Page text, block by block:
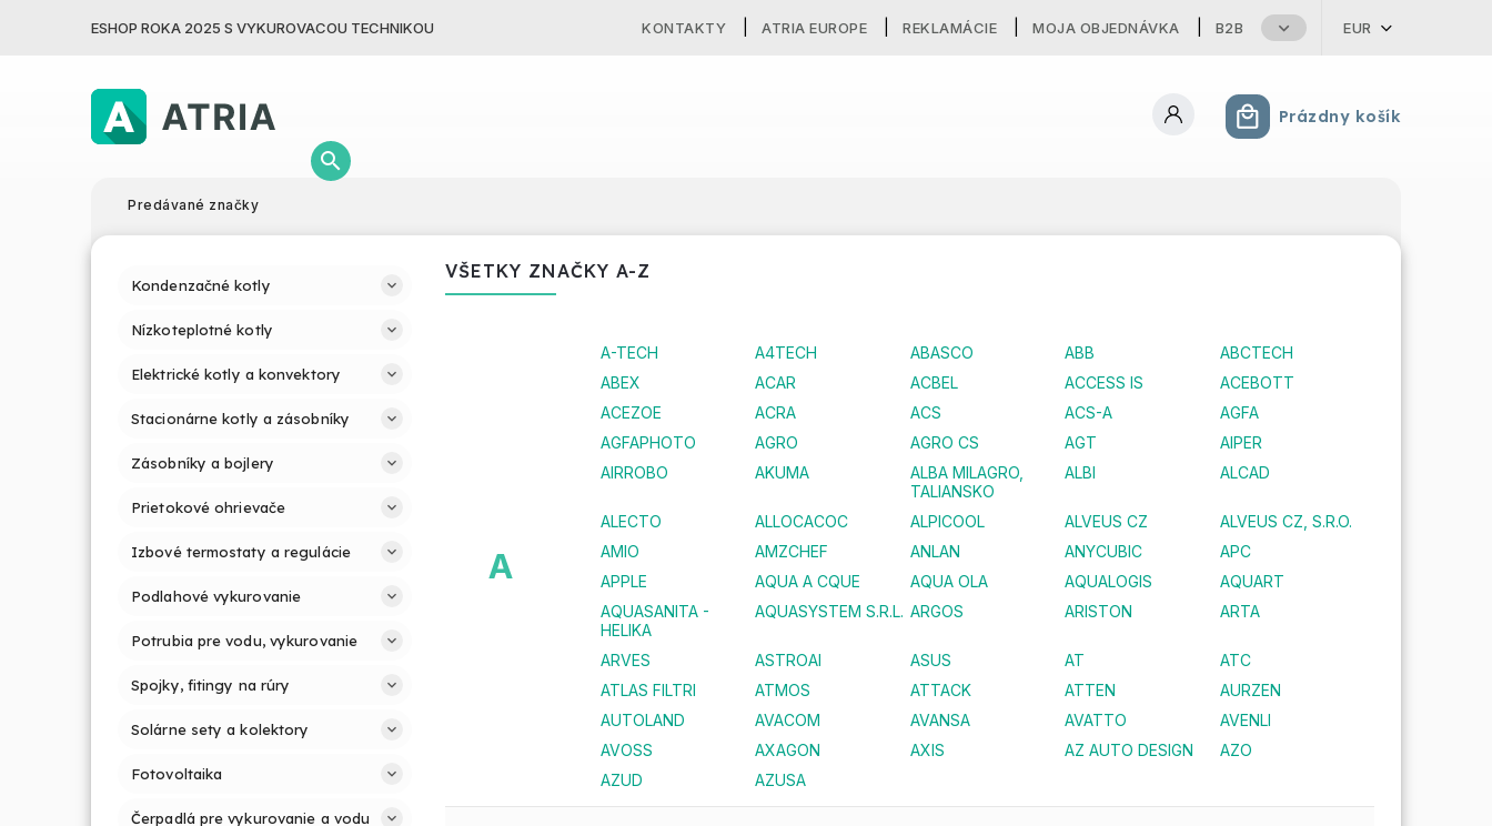
ESHOP ROKA 2025 S VYKUROVACOU TECHNIKOU KONTAKTY ATRIA EUROPE REKLAMÁCIE MOJA OBJEDNÁVKA B2B EUR
Nákupný košík
Prázdny košík
Predávané značky
Kondenzačné kotly
Nízkoteplotné kotly
Elektrické kotly a konvektory
Stacionárne kotly a zásobníky
Zásobníky a bojlery
Prietokové ohrievače
Izbové termostaty a regulácie
Podlahové vykurovanie
Potrubia pre vodu, vykurovanie
Spojky, fitingy na rúry
Solárne sety a kolektory
Fotovoltaika
Čerpadlá pre vykurovanie a vodu
VŠETKY ZNAČKY A-Z
A
A-TECH A4TECH ABASCO ABB
ABCTECH
ABEX
ACAR ACBEL ACCESS IS
ACEBOTT
ACEZOE
ACRA ACS ACS-A
AGFA
AGFAPHOTO
AGRO AGRO CS AGT
AIPER
AIRROBO
AKUMA
ALBA MILAGRO,
TALIANSKO
ALBI ALCAD
ALECTO ALLOCACOC ALPICOOL ALVEUS CZ
ALVEUS CZ, S.R.O.
AMIO
AMZCHEF ANLAN ANYCUBIC
APC
APPLE
AQUA A CQUE AQUA OLA AQUALOGIS
AQUART
AQUASANITA -
HELIKA
AQUASYSTEM S.R.L. ARGOS ARISTON ARTA
ARVES ASTROAI ASUS AT
ATC
ATLAS FILTRI
ATMOS ATTACK ATTEN
AURZEN
AUTOLAND
AVACOM AVANSA AVATTO
AVENLI
AVOSS
AXAGON AXIS AZ AUTO DESIGN
AZO
AZUD
AZUSA